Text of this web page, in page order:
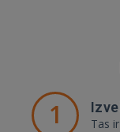
1 Tas